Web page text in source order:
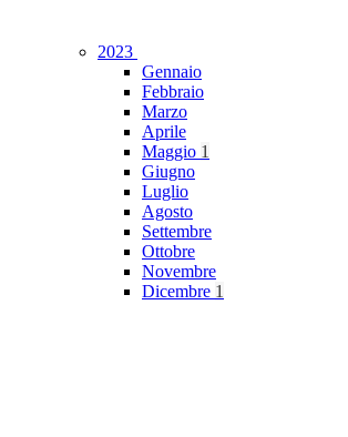
2023
Gennaio
Febbraio
Marzo
Aprile
Maggio 1
Giugno
Luglio
Agosto
Settembre
Ottobre
Novembre
Dicembre 1